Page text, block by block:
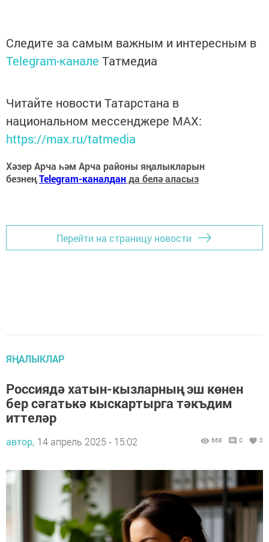
Следите за самым важным и интересным в
Telegram-канале Татмедиа
Читайте новости Татарстана в
национальном мессенджере MАХ:
https://max.ru/tatmedia
Хәзер Арча һәм Арча районы яңалыкларын
безнеңTelegram-каналданда белә аласыз
Перейти на страницу новости
ЯҢАЛЫКЛАР
Россиядә хатын-кызларның эш көнен
бер сәгатькә кыскартырга тәкъдим
иттеләр
автор, 14 апрель 2025 - 15:02 668 0 0